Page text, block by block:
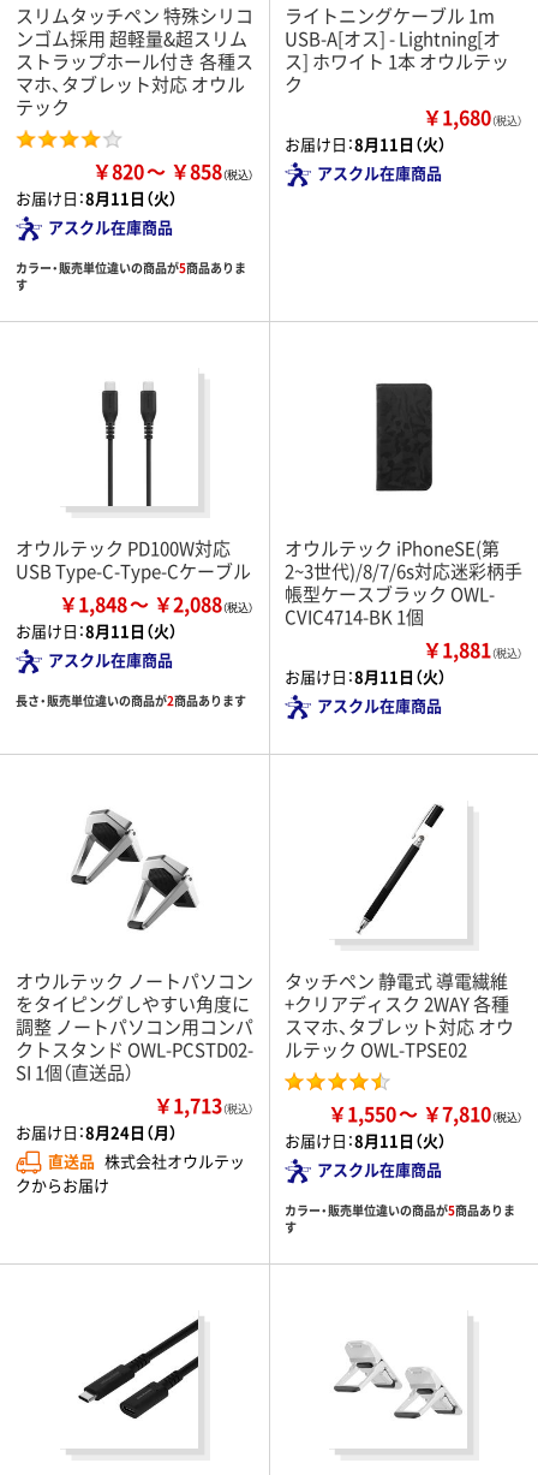
スリムタッチペン 特殊シリコ
ンゴム採用 超軽量&超スリム
ストラップホール付き 各種ス
マホ、タブレット対応 オウル
テック
￥820 ￥858
お届け日：8月11日（火）
アスクル在庫商品
カラー・販売単位違いの商品が5商品ありま
す
ライトニングケーブル 1m
USB-A[オス] - Lightning[オ
ス] ホワイト 1本 オウルテッ
ク
￥1,680（税込）
お届け日：8月11日（火）
アスクル在庫商品
オウルテック PD100W対応
USB Type-C-Type-Cケーブル
￥1,848 ￥2,088
お届け日：8月11日（火）
アスクル在庫商品
長さ・販売単位違いの商品が2商品あります
オウルテック iPhoneSE(第
2~3世代)/8/7/6s対応迷彩柄手
帳型ケースブラック OWL-
CVIC4714-BK 1個
￥1,881（税込）
お届け日：8月11日（火）
アスクル在庫商品
オウルテック ノートパソコン
をタイピングしやすい角度に
調整 ノートパソコン用コンパ
クトスタンド OWL-PCSTD02-
SI 1個（直送品）
￥1,713（税込）
お届け日：8月24日（月）
直送品 株式会社オウルテッ
クからお届け
タッチペン 静電式 導電繊維
+クリアディスク 2WAY 各種
スマホ、タブレット対応 オウ
ルテック OWL-TPSE02
￥1,550 ￥7,810
お届け日：8月11日（火）
アスクル在庫商品
カラー・販売単位違いの商品が5商品ありま
す